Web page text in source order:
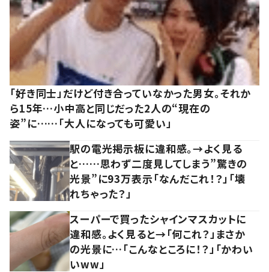
「好き同士」だけど付き合っていなかった男女。それか
ら15年…小中高と同じだった2人の“現在の
姿”に……「大人になっても可愛い」
駅の電光掲示板に違和感。→よく見る
と……思わず二度見してしまう”驚きの
光景”に93万表示「なんだこれ！？」「壊
れちゃった？」
スーパーで買ったシャインマスカットに
違和感。よく見ると→「何これ？」まさか
の光景に…「こんなところに！？」「かわい
いww」